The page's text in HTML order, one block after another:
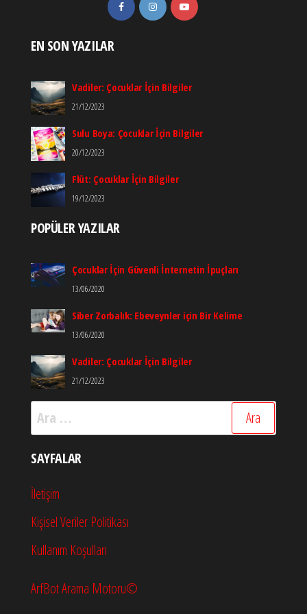
EN SON YAZILAR
Vadiler: Çocuklar İçin Bilgiler
21/12/2023
Sulu Boya: Çocuklar İçin Bilgiler
20/12/2023
Flüt: Çocuklar İçin Bilgiler
19/12/2023
POPÜLER YAZILAR
Çocuklar İçin Güvenli İnternetin İpuçları
13/06/2020
Siber Zorbalık: Ebeveynler için Bir Kelime
13/06/2020
Vadiler: Çocuklar İçin Bilgiler
21/12/2023
Arama:
SAYFALAR
İletişim
Kişisel Veriler Politikası
Kullanım Koşulları
ArfBot Arama Motoru©